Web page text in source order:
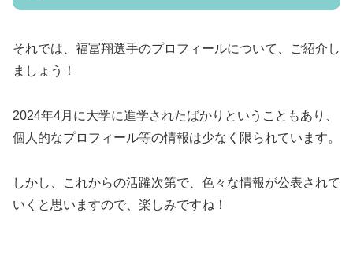
それでは、福冨翔選手のプロフィールについて、ご紹介し
ましょう！
2024年4月に大学に進学されたばかりということもあり、
個人的なプロフィール等の情報は少なく限られています。
しかし、これからの活躍次第で、色々な情報が公表されて
いくと思いますので、楽しみですね！